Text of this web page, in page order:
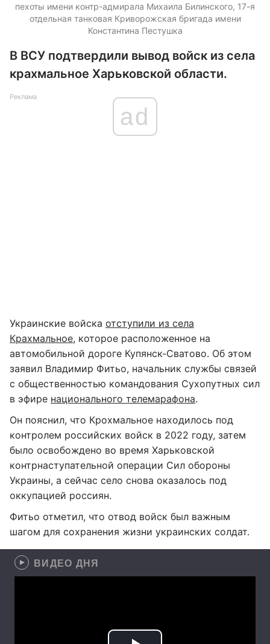
пехоты имени контр-адмирала Михаила Билинского, 17-я
отдельная танковая Криворожская бригада имени
Константина Пестушка
В ВСУ подтвердили вывод войск из села
крахмальное Харьковской области.
Реклама
ad
Украинские войска отступили из села
Крахмальное, которое расположенное на
автомобильной дороге Купянск-Сватово. Об этом
заявил Владимир Фитьо, начальник службы связей
с общественностью командования Сухопутных сил
в эфире национального телемарафона.
Он пояснил, что Крохмальное находилось под
контролем российских войск в 2022 году, затем
было освобождено во время Харьковской
контрнаступательной операции Сил обороны
Украины, а сейчас село снова оказалось под
оккупацией россиян.
Фитьо отметил, что отвод войск был важным
шагом для сохранения жизни украинских солдат.
ВИДЕО ДНЯ